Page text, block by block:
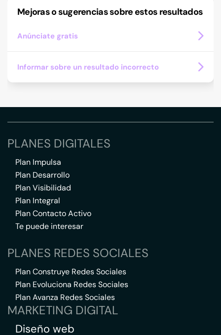
Mejoras o sugerencias sobre estos resultados
Anúnciate gratis
Informar sobre un resultado incorrecto
PLANES DIGITALES
Plan Impulsa
Plan Desarrollo
Plan Visibilidad
Plan Integral
Plan Contacto Activo
Te puede interesar
PLANES REDES SOCIALES
Plan Construye Redes Sociales
Plan Evoluciona Redes Sociales
Plan Avanza Redes Sociales
MARKETING DIGITAL
Diseño web